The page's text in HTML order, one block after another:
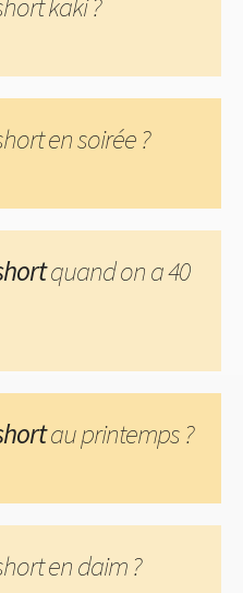
en soirée ?
quand on a 40
au printemps ?
en daim ?